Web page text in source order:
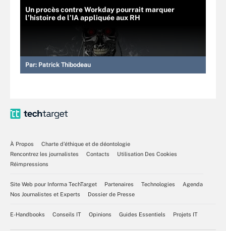
Un procès contre Workday pourrait marquer
l’histoire de l’IA appliquée aux RH
Par: Patrick Thibodeau
À Propos
Charte d’éthique et de déontologie
Rencontrez les journalistes
Contacts
Utilisation Des Cookies
Réimpressions
Site Web pour Informa TechTarget Partenaires Technologies
Agenda
Nos Journalistes et Experts
Dossier de Presse
E-Handbooks Conseils IT Opinions Guides Essentiels Projets IT